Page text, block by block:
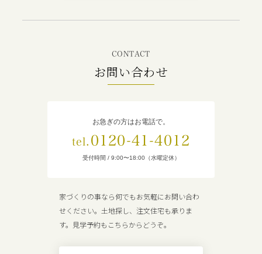
CONTACT
お問い合わせ
お急ぎの方はお電話で。
tel. 0120-41-4012
受付時間 / 9:00〜18:00（水曜定休）
家づくりの事なら何でもお気軽にお問い合わ
せください。土地探し、注文住宅も承りま
す。見学予約もこちらからどうぞ。